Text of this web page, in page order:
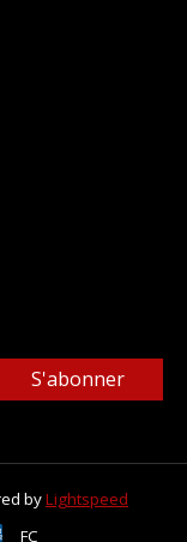
S'abonner
byLightspeed
FC